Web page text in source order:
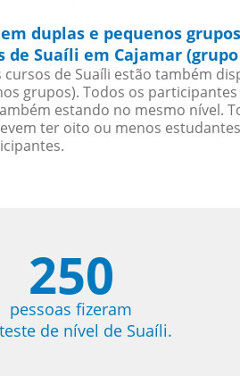
duplas e pequenos grupos
de Suaíli em Cajamar
cursos de Suaíli estão também
grupos). Todos os
estando no mesmo nível.
ter oito ou menos
250
pessoas fizeram
de nível de Suaíli.